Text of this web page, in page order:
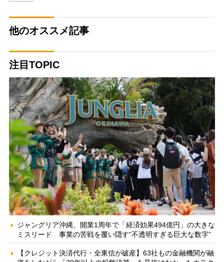
他のオススメ記事
注目TOPIC
ジャングリア沖縄、開業1周年で「経済効果494億円」の大きな
ミスリード 事業の苦戦を覆い隠す“不透明すぎる巨大な数字”
【クレジット決済代行・全東信が破産】63社もの金融機関が融